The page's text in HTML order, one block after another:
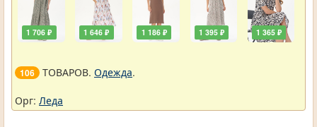
1 706 ₽ 1 646 ₽ 1 186 ₽ 1 395 ₽ 1 365 ₽
106 ТОВАРОВ. Одежда.
Орг: Леда